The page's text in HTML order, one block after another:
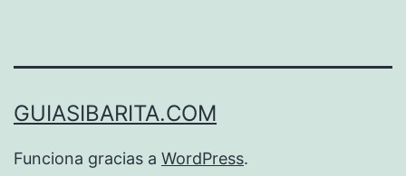
GUIASIBARITA.COM
Funciona gracias a WordPress.